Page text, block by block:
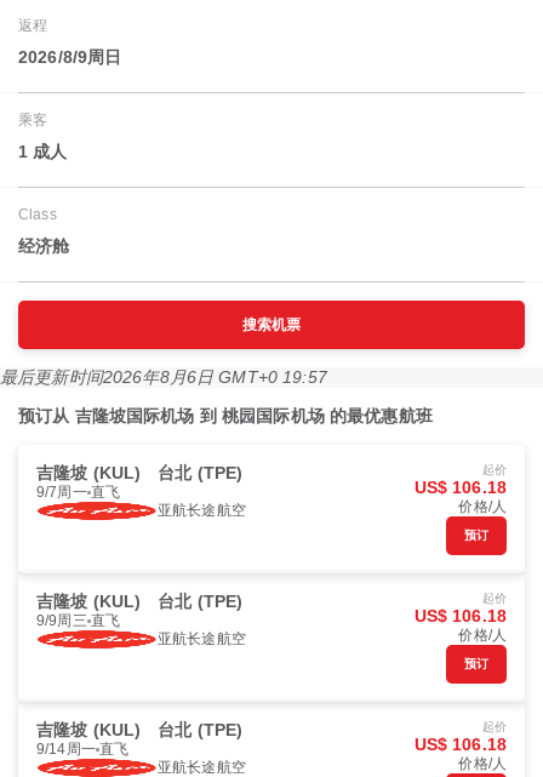
返程
2026/8/9周日
乘客
1 成人
Class
经济舱
搜索机票
最后更新时间2026年8月6日 GMT+0 19:57
预订从 吉隆坡国际机场 到 桃园国际机场 的最优惠航班
吉隆坡 (KUL) 台北 (TPE)
9/7周一 直飞
亚航长途航空
起价
US$ 106.18
价格/人
预订
吉隆坡 (KUL) 台北 (TPE)
9/9周三 直飞
亚航长途航空
起价
US$ 106.18
价格/人
预订
吉隆坡 (KUL) 台北 (TPE)
9/14周一 直飞
亚航长途航空
起价
US$ 106.18
价格/人